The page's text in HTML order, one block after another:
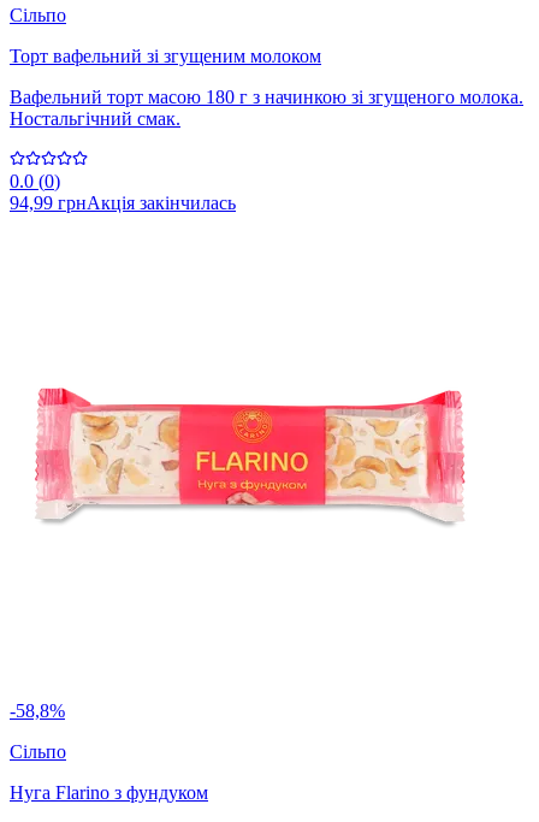
Сільпо
Торт вафельний зі згущеним молоком
Вафельний торт масою 180 г з начинкою зі згущеного молока.
Ностальгічний смак.
0.0 (0)
94,99 грнАкція закінчилась
-58,8%
Сільпо
Нуга Flarino з фундуком